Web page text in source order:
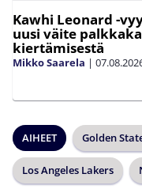
Kawhi Leonard -
uusi väite
kiertämisestä
Mikko Saarela |
AIHEET Golden
Los Angeles Lakers